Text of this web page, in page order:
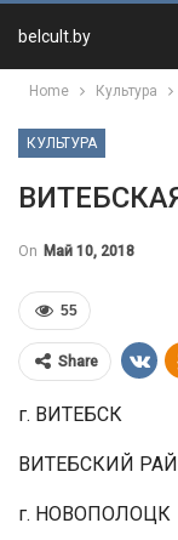
belcult.by
Home Культура
КУЛЬТУРА
On Май 10, 2018
55
Share
г. ВИТЕБСК
ВИТЕБСКИЙ
г. НОВОПОЛОЦК